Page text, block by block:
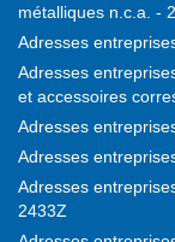
métalliques n.c.a. -
Adresses
Adresses
et accessoires
Adresses
Adresses
Adresses
2433Z